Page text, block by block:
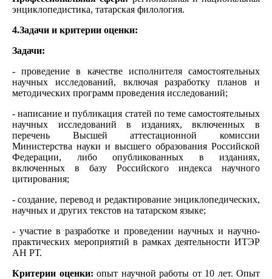
энциклопедистика, татарская филология.
4.Задачи и критерии оценки:
Задачи:
- проведение в качестве исполнителя самостоятельных
научных исследований, включая разработку планов и
методических программ проведения исследований;
- написание и публикация статей по теме самостоятельных
научных исследований в изданиях, включенных в
перечень Высшей аттестационной комиссии
Министерства науки и высшего образования Российской
Федерации, либо опубликованных в изданиях,
включенных в базу Российского индекса научного
цитирования;
- создание, перевод и редактирование энциклопедических,
научных и других текстов на татарском языке;
- участие в разработке и проведении научных и научно-
практических мероприятий в рамках деятельности ИТЭР
АН РТ.
Критерии оценки: опыт научной работы от 10 лет. Опыт